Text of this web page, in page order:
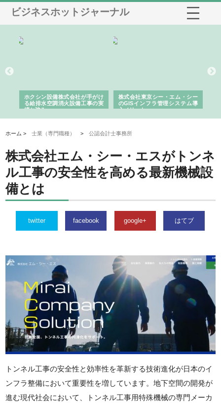
ビジネスホットジャーナル
ホクシン設備株式会社が手がけ
る給排水空調消火設備工事の実
績と強み
株式会社東京シー・エム・シー
のGISインフラ管理システム導
入メリット
ホーム >士業（専門職種） >公認会計士事務所
株式会社エム・シー・エスがトンネ
ル工事の安全性を高める最新機械設
備とは
twitter facebook google+ はてブ
トンネル工事の安全性と効率性を革新する技術進化が日本のイ
ンフラ整備において重要性を増しています。地下空間の開発が
進む現代社会において、トンネル工事用特殊機械の専門メーカ